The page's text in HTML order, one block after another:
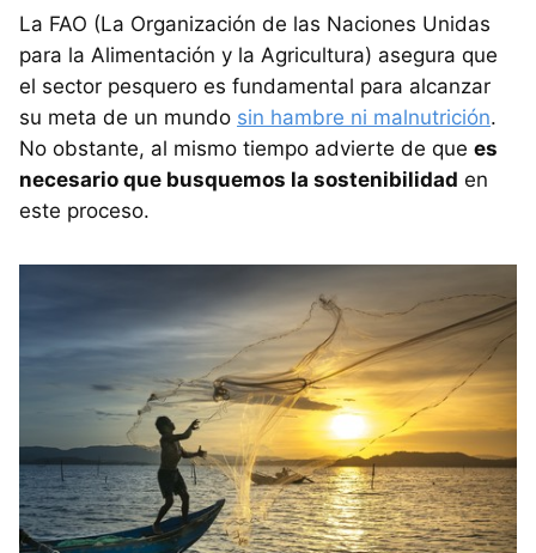
La FAO (La Organización de las Naciones Unidas
para la Alimentación y la Agricultura) asegura que
el sector pesquero es fundamental para alcanzar
su meta de un mundo sin hambre ni malnutrición.
No obstante, al mismo tiempo advierte de que es
necesario que busquemos la sostenibilidad en
este proceso.